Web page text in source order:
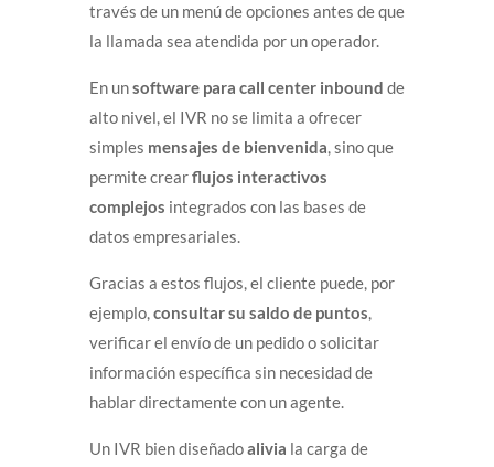
través de un menú de opciones antes de que
la llamada sea atendida por un operador.
En unsoftware para call center inbound de
alto nivel, el IVR no se limita a ofrecer
simples mensajes de bienvenida, sino que
permite crearflujos interactivos
complejos integrados con las bases de
datos empresariales.
Gracias a estos flujos, el cliente puede, por
ejemplo,consultar su saldo de puntos,
verificar el envío de un pedido o solicitar
información específica sin necesidad de
hablar directamente con un agente.
Un IVR bien diseñadoalivia la carga de